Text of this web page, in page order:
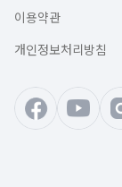
이용약관
개인정보처리방침